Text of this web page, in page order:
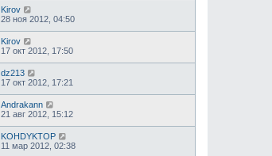
Kirov
28 ноя 2012, 04:50
Kirov
17 окт 2012, 17:50
dz213
17 окт 2012, 17:21
Andrakann
21 авг 2012, 15:12
KOHDYKTOP
11 мар 2012, 02:38